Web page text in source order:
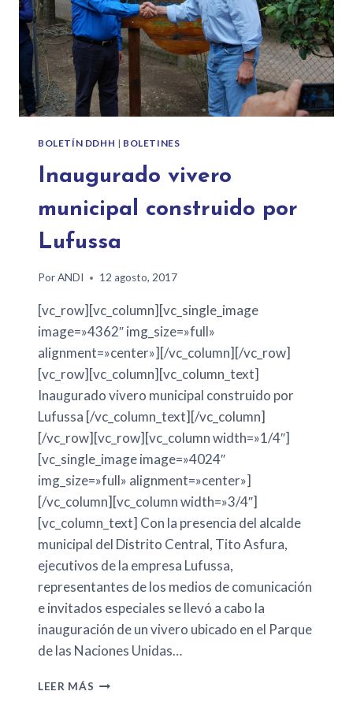
BOLETÍN DDHH | BOLETINES
Inaugurado vivero
municipal construido por
Lufussa
PorANDI 12 agosto, 2017
[vc_row][vc_column][vc_single_image
image=»4362″ img_size=»full»
alignment=»center»][/vc_column][/vc_row]
[vc_row][vc_column][vc_column_text]
Inaugurado vivero municipal construido por
Lufussa [/vc_column_text][/vc_column]
[/vc_row][vc_row][vc_column width=»1/4″]
[vc_single_image image=»4024″
img_size=»full» alignment=»center»]
[/vc_column][vc_column width=»3/4″]
[vc_column_text] Con la presencia del alcalde
municipal del Distrito Central, Tito Asfura,
ejecutivos de la empresa Lufussa,
representantes de los medios de comunicación
e invitados especiales se llevó a cabo la
inauguración de un vivero ubicado en el Parque
de las Naciones Unidas…
LEER MÁS